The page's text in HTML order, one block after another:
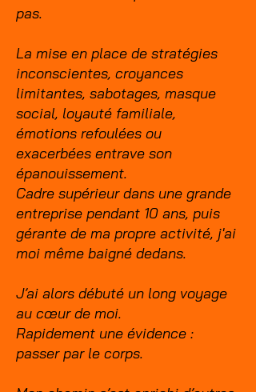
pas.
La mise en place de stratégies
inconscientes, croyances
limitantes, sabotages, masque
social, loyauté familiale,
émotions refoulées ou
exacerbées entrave son
épanouissement.
Cadre supérieur dans une grande
entreprise pendant 10 ans, puis
gérante de ma propre activité, j'ai
moi même baigné dedans.​​
J’ai alors débuté un long voyage
au cœur de moi.
Rapidement une évidence :
passer par le corps.